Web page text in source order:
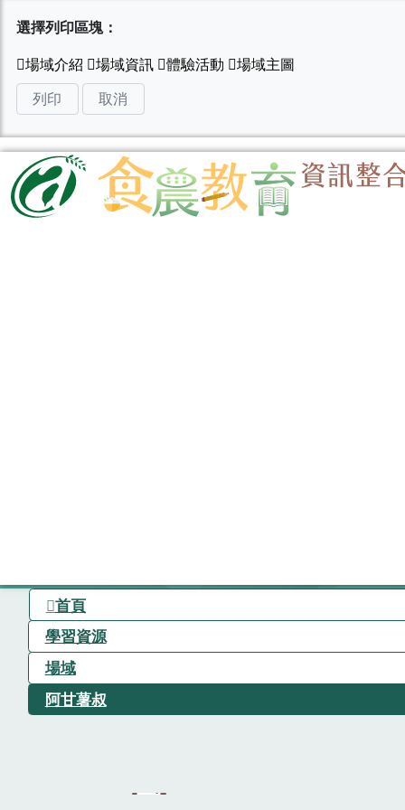
選擇列印區塊：
列印 取消
首頁
學習資源
場域
阿甘薯叔